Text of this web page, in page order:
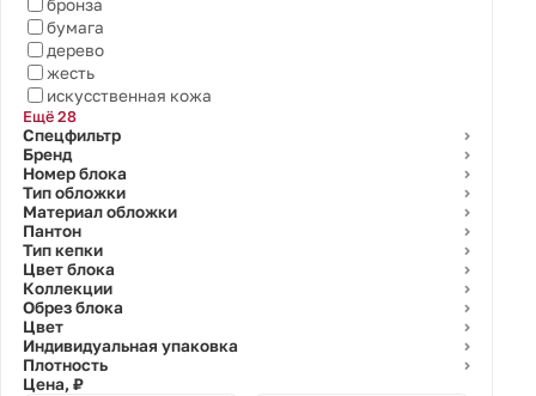
бронза
бумага
дерево
жесть
искусственная кожа
Ещё 28
Спецфильтр
⌄
Бренд ⌄
Номер блока ⌄
Тип обложки ⌄
Материал обложки ⌄
Пантон ⌄
Тип кепки ⌄
Цвет блока ⌄
Коллекции ⌄
Обрез блока ⌄
Цвет ⌄
Индивидуальная упаковка ⌄
Плотность ⌄
Цена, ₽